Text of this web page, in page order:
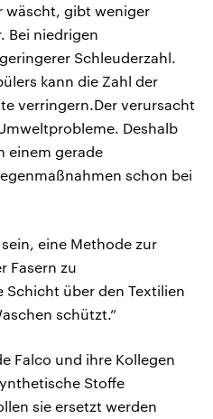
wäscht, gibt weniger
Bei niedrigen
Schleuderzahl.
kann die Zahl der
verringern.Der verursacht
Deshalb
einem gerade
schon bei
eine Methode zur
Fasern zu
Schicht über den Textilien
schützt.“
Falco und ihre Kollegen
Stoffe
sie ersetzt werden